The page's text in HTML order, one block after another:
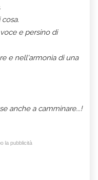
e persino di
e nell'armonia di una
anche a camminare...!
la pubblicità